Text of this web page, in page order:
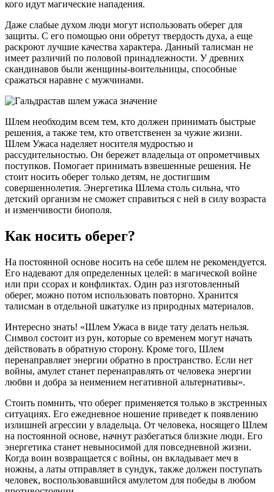
кого идут магические нападения.
Даже слабые духом люди могут использовать оберег для
защиты. С его помощью они обретут твердость духа, а еще
раскроют лучшие качества характера. Данный талисман не
имеет различий по половой принадлежности. У древних
скандинавов были женщины-воительницы, способные
сражаться наравне с мужчинами.
Шлем необходим всем тем, кто должен принимать быстрые
решения, а также тем, кто ответственен за чужие жизни.
Шлем Ужаса наделяет носителя мудростью и
рассудительностью. Он бережет владельца от опрометчивых
поступков. Помогает принимать взвешенные решения. Не
стоит носить оберег только детям, не достигшим
совершеннолетия. Энергетика Шлема столь сильна, что
детский организм не сможет справиться с ней в силу возраста
и изменчивости биополя.
Как носить оберег?
На постоянной основе носить на себе шлем не рекомендуется.
Его надевают для определенных целей: в магической войне
или при ссорах и конфликтах. Один раз изготовленный
оберег, можно потом использовать повторно. Хранится
талисман в отдельной шкатулке из природных материалов.
Интересно знать! «Шлем Ужаса в виде тату делать нельзя.
Символ состоит из рун, которые со временем могут начать
действовать в обратную сторону. Кроме того, Шлем
перенаправляет энергии обратно в пространство. Если нет
войны, амулет станет перенаправлять от человека энергии
любви и добра за неимением негативной альтернативы».
Стоить помнить, что оберег применяется только в экстренных
ситуациях. Его ежедневное ношение приведет к появлению
излишней агрессии у владельца. От человека, носящего Шлем
на постоянной основе, начнут разбегаться близкие люди. Его
энергетика станет невыносимой для повседневной жизни.
Когда воин возвращается с войны, он вкладывает меч в
ножны, а латы отправляет в сундук, также должен поступать
человек, воспользовавшийся амулетом для победы в любом